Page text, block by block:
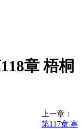
章 梧桐
上一章：
第117章 寒